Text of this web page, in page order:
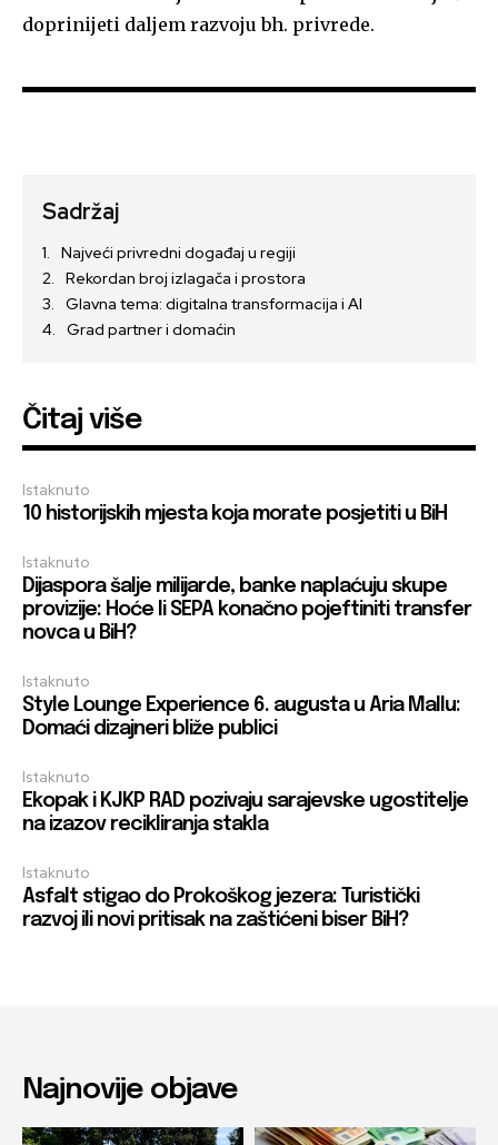
doprinijeti daljem razvoju bh. privrede.
Sadržaj
Najveći privredni događaj u regiji
Rekordan broj izlagača i prostora
Glavna tema: digitalna transformacija i AI
Grad partner i domaćin
Čitaj više
Istaknuto
10 historijskih mjesta koja morate posjetiti u BiH
Istaknuto
Dijaspora šalje milijarde, banke naplaćuju skupe
provizije: Hoće li SEPA konačno pojeftiniti transfer
novca u BiH?
Istaknuto
Style Lounge Experience 6. augusta u Aria Mallu:
Domaći dizajneri bliže publici
Istaknuto
Ekopak i KJKP RAD pozivaju sarajevske ugostitelje
na izazov recikliranja stakla
Istaknuto
Asfalt stigao do Prokoškog jezera: Turistički
razvoj ili novi pritisak na zaštićeni biser BiH?
Najnovije objave